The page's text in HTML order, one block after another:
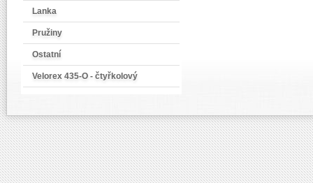
Lanka
Pružiny
Ostatní
Velorex 435-O - čtyřkolový